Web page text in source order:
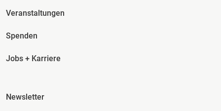
Veranstaltungen
Spenden
Jobs + Karriere
Fusszeile Spalte 3
Newsletter